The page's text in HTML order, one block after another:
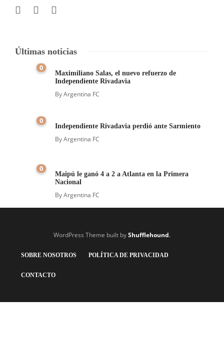
Últimas noticias
0
Maximiliano Salas, el nuevo refuerzo de
Independiente Rivadavia
ByArgentina FC
0
Independiente Rivadavia perdió ante Sarmiento
ByArgentina FC
0
Maipú le ganó 4 a 2 a Atlanta en la Primera
Nacional
ByArgentina FC
WordPress Theme built byShufflehound.
SOBRE NOSOTROS POLÍTICA DE PRIVACIDAD
CONTACTO